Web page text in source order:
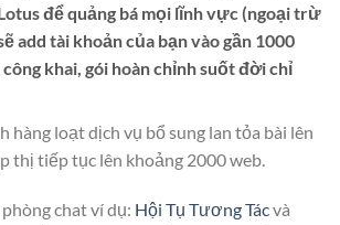
để quảng bá mọi lĩnh vực (ngoại trừ
add tài khoản của bạn vào gần 1000
khai, gói hoàn chỉnh suốt đời chỉ
hàng loạt dịch vụ bổ sung lan tỏa bài lên
thị tiếp tục lên khoảng 2000 web.
chat ví dụ: Hội Tụ Tương Tácvà